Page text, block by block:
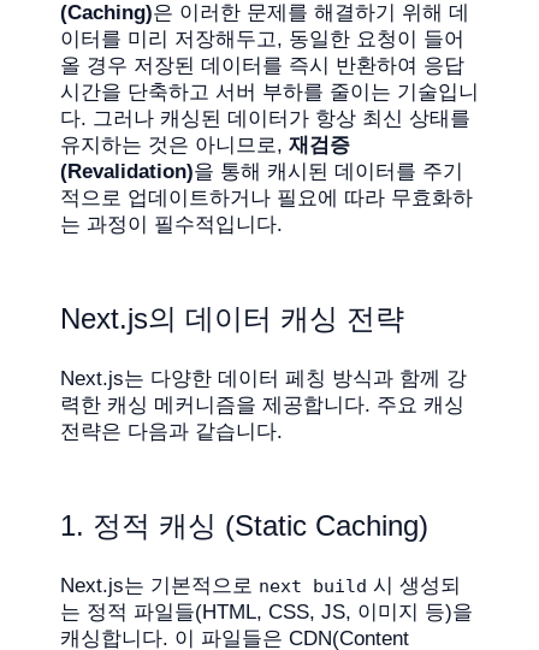
(Caching)은 이러한 문제를 해결하기 위해 데
이터를 미리 저장해두고, 동일한 요청이 들어
올 경우 저장된 데이터를 즉시 반환하여 응답
시간을 단축하고 서버 부하를 줄이는 기술입니
다. 그러나 캐싱된 데이터가 항상 최신 상태를
유지하는 것은 아니므로, 재검증
(Revalidation)을 통해 캐시된 데이터를 주기
적으로 업데이트하거나 필요에 따라 무효화하
는 과정이 필수적입니다.
Next.js의 데이터 캐싱 전략
Next.js는 다양한 데이터 페칭 방식과 함께 강
력한 캐싱 메커니즘을 제공합니다. 주요 캐싱
전략은 다음과 같습니다.
1. 정적 캐싱 (Static Caching)
Next.js는 기본적으로 next build 시 생성되
는 정적 파일들(HTML, CSS, JS, 이미지 등)을
캐싱합니다. 이 파일들은 CDN(Content